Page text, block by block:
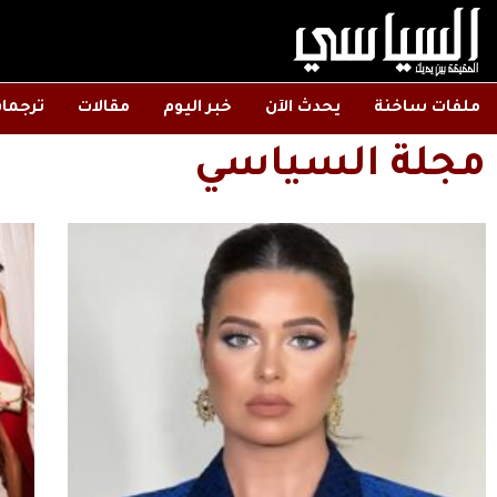
ملفات ساخنة يحدث الآن خبر اليوم مقالات
مجلة السياسي